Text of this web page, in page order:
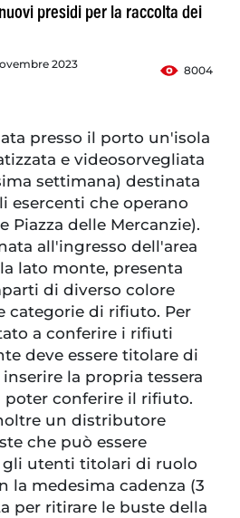
presidi per la raccolta dei
2023
8004
presso il porto un'isola
e videosorvegliata
settimana) destinata
esercenti che operano
Piazza delle Mercanzie).
all'ingresso dell'area
lato monte, presenta
di diverso colore
categorie di rifiuto. Per
a conferire i rifiuti
deve essere titolare di
la propria tessera
conferire il rifiuto.
un distributore
che può essere
utenti titolari di ruolo
la medesima cadenza (3
per ritirare le buste della